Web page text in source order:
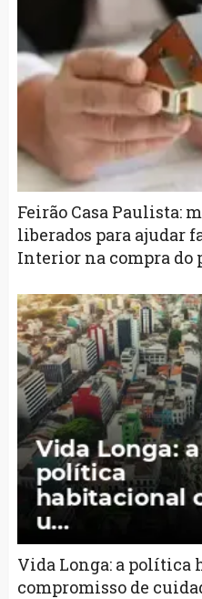
Feirão Casa Paulista:
liberados para ajudar
Interior na compra
Vida Longa: a política
compromisso de